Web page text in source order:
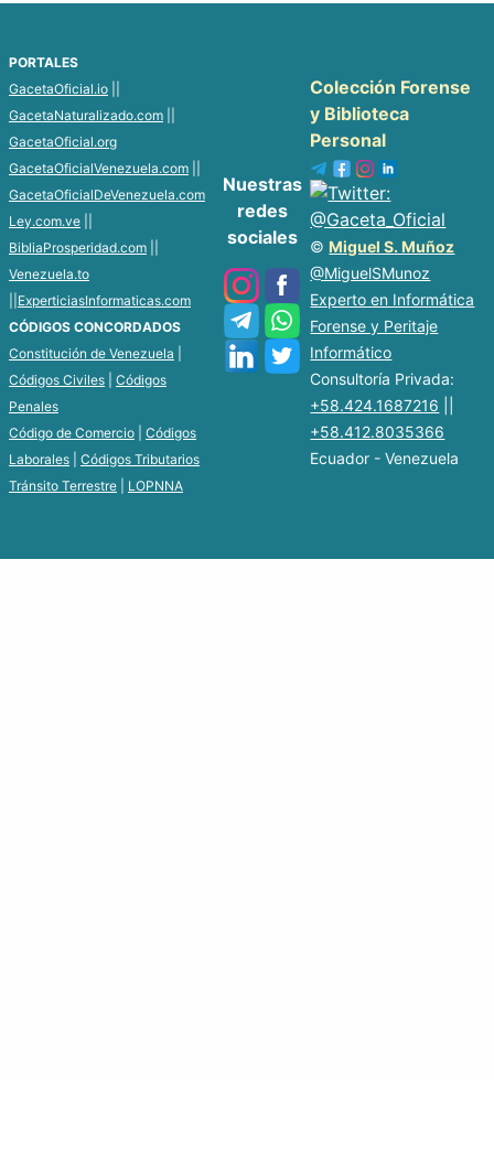
PORTALES
GacetaOficial.io
GacetaNaturalizado.com
GacetaOficial.org
GacetaOficialVenezuela.com
GacetaOficialDeVenezuela.com
Ley.com.ve
BibliaProsperidad.com
Venezuela.to
ExperticiasInformaticas.com
CÓDIGOS CONCORDADOS
Constitución de Venezuela
Códigos Civiles
Códigos
Penales
Código de Comercio
Códigos
Laborales
Códigos Tributarios
Tránsito Terrestre
LOPNNA
Nuestras
redes
sociales
Colección Forense
y Biblioteca
Personal
©Miguel S. Muñoz
@MiguelSMunoz
Experto en Informática
Forense y Peritaje
Informático
Consultoría Privada:
+58.424.1687216
+58.412.8035366
Ecuador - Venezuela